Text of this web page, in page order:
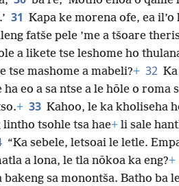
31 Kapa ke morena ofe, ea
fatše pele ’me a tšoare
a likete tse leshome ho
tse mashome a mabeli?+ 32
ha eo a sa ntse a le hōle o roma
+ 33 Kahoo, le ka kholiseha
lintho tsohle tsa hae+ li sale
“Ka sebele, letsoai le letle.
a lona, le tla nōkoa ka eng?+
bakeng sa monontša. Batho ba